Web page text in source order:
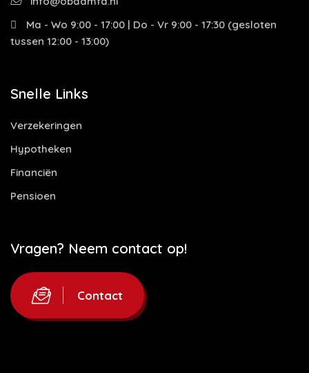
Ma - Wo 9:00 - 17:00 | Do - Vr 9:00 - 17:30 (gesloten
tussen 12:00 - 13:00)
Snelle Links
Verzekeringen
Hypotheken
Financiën
Pensioen
Vragen? Neem contact op!
Contact